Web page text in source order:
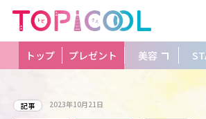
トップ プレゼント 美容
記事 2023年10月21日